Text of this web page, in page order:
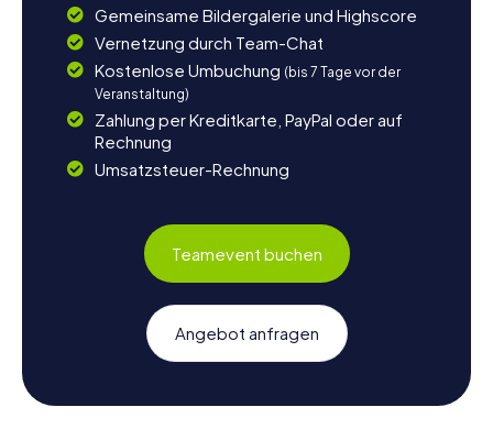
Gemeinsame Bildergalerie und Highscore
Vernetzung durch Team-Chat
Kostenlose Umbuchung (bis 7 Tage vor der
Veranstaltung)
Zahlung per Kreditkarte, PayPal oder auf
Rechnung
Umsatzsteuer-Rechnung
Teamevent buchen
Angebot anfragen